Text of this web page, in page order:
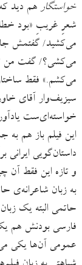
خواستگار هم دید
شعرِ غریبِ «بود
می‌کشید/ گفتمش
می‌کشی؟/ گفت من
می‌کشم.» فقط
سیزیف‌وار آقای
خواسته‌ای‌ست
این فیلم باز هم
داستان‌گویی ایرانی
و تازه این فقط آن
به زبان شاعرانه‌ی
حاتمی البته یک‌
فارسی بودنش هم
عمومی آن‌ها یکی